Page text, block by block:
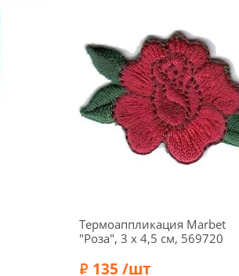
Термоаппликация Marbet
"Роза", 3 x 4,5 см, 569720
135 /шт